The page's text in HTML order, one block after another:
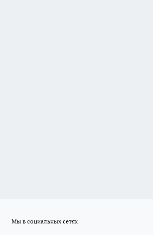
Мы в социальных сетях